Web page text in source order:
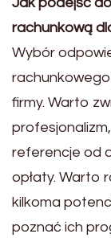
rachunkową
Wybór
firmy. Warto
referencje od
opłaty. Warto
kilkoma
poznać ich